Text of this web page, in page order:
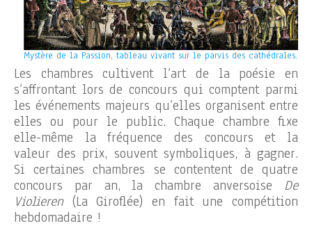
Mystère de la Passion, tableau vivant sur le parvis des cathédrales.
Les chambres cultivent l’art de la poésie en
s’affrontant lors de concours qui comptent parmi
les événements majeurs qu’elles organisent entre
elles ou pour le public. Chaque chambre fixe
elle-même la fréquence des concours et la
valeur des prix, souvent symboliques, à gagner.
Si certaines chambres se contentent de quatre
concours par an, la chambre anversoise De
Violieren(La Giroflée) en fait une compétition
hebdomadaire !